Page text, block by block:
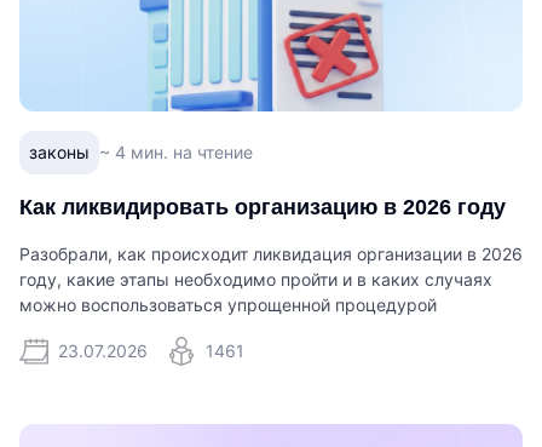
законы ~ 4 мин. на чтение
Как ликвидировать организацию в 2026 году
Разобрали, как происходит ликвидация организации в 2026
году, какие этапы необходимо пройти и в каких случаях
можно воспользоваться упрощенной процедурой
23.07.2026 1461